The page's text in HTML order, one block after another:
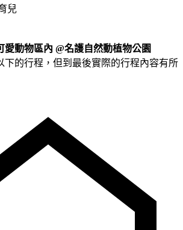
兒
愛動物區內 @名護自然動植物公園
的行程，但到最後實際的行程內容有所